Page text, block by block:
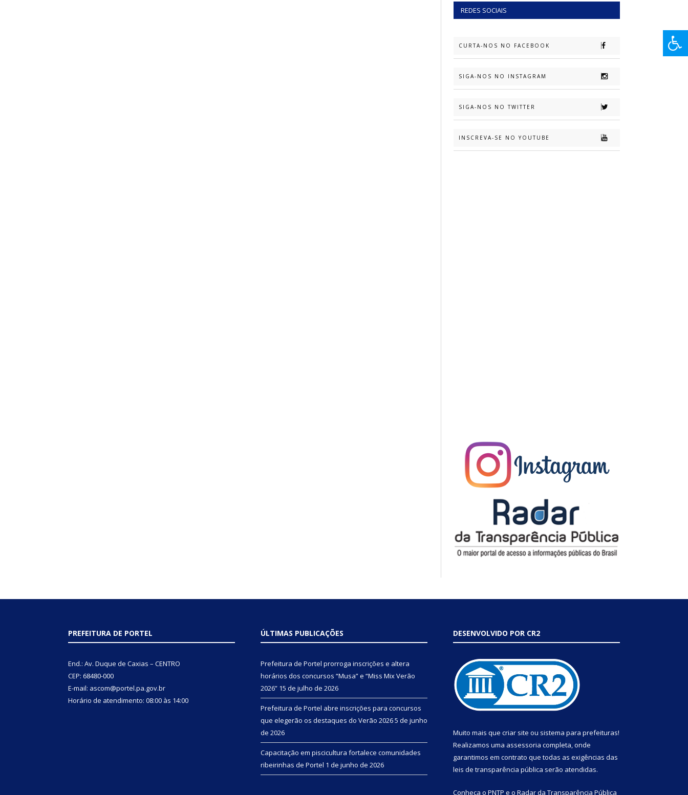
REDES SOCIAIS
CURTA-NOS NO FACEBOOK
SIGA-NOS NO INSTAGRAM
SIGA-NOS NO TWITTER
INSCREVA-SE NO YOUTUBE
PREFEITURA DE PORTEL
End.: Av. Duque de Caxias – CENTRO
CEP: 68480-000
E-mail: ascom@portel.pa.gov.br
Horário de atendimento: 08:00 às 14:00
ÚLTIMAS PUBLICAÇÕES
Prefeitura de Portel prorroga inscrições e altera
horários dos concursos “Musa” e “Miss Mix Verão
2026” 15 de julho de 2026
Prefeitura de Portel abre inscrições para concursos
que elegerão os destaques do Verão 20265 de junho
de 2026
Capacitação em piscicultura fortalece comunidades
ribeirinhas de Portel 1 de junho de 2026
DESENVOLVIDO POR CR2
Muito mais que criar site ou sistema para prefeituras!
Realizamos uma assessoria completa, onde
garantimos em contrato que todas as exigências das
leis de transparência pública serão atendidas.
Conheça o PNTP e o Radar da Transparência Pública